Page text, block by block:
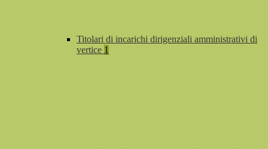
Titolari di incarichi dirigenziali amministrativi di
vertice 1